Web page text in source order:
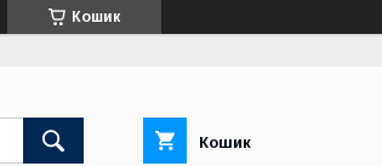
Кошик
Кошик